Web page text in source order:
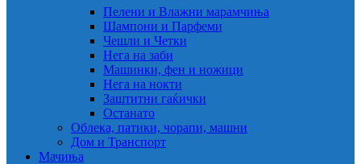
Пелени и Влажни марамчиња
Шампони и Парфеми
Чешли и Четки
Нега на заби
Машинки, фен и ножици
Нега на нокти
Заштитни гаќички
Останато
Облека, патики, чорапи, машни
Дом и Транспорт
Мачиња